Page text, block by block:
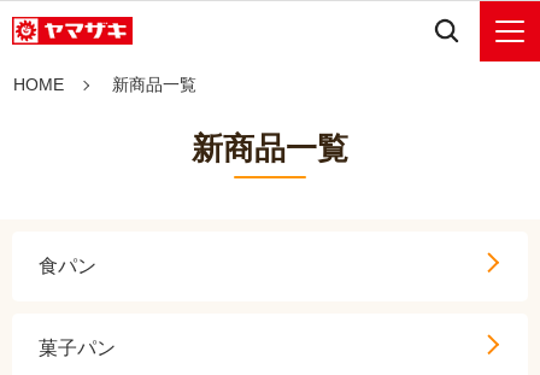
HOME 新商品一覧
新商品一覧
食パン
菓子パン